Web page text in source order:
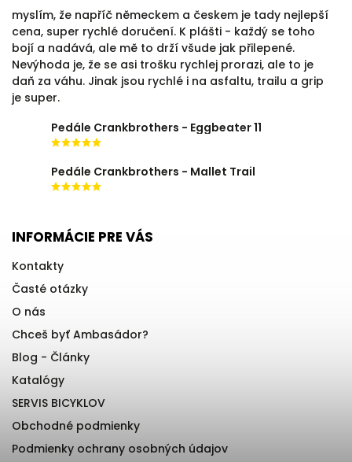
myslím, že napříč německem a českem je tady nejlepší
cena, super rychlé doručení. K plášti - každý se toho
bojí a nadává, ale mě to drží všude jak přilepené.
Nevýhoda je, že se asi trošku rychlej prorazi, ale to je
daň za váhu. Jinak jsou rychlé i na asfaltu, trailu a grip
je super.
Pedále Crankbrothers - Eggbeater 11
Pedále Crankbrothers - Mallet Trail
INFORMÁCIE PRE VÁS
Kontakty
Časté otázky
O nás
Chceš byť Ambasádor?
Blog - Články
Katalógy
SERVIS BICYKLOV
Obchodné podmienky
Podmienky ochrany osobných údajov